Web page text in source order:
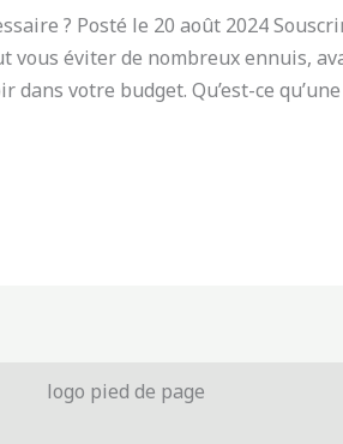
? Posté le 20 août 2024
vous éviter de nombreux ennuis,
votre budget. Qu’est-ce